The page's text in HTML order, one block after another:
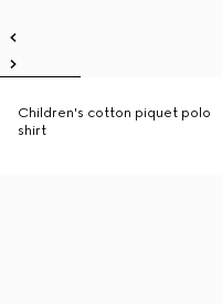
Children's cotton piquet polo
shirt